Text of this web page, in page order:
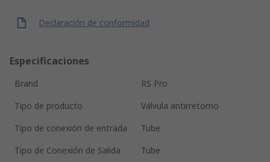
Declaración de conformidad
Especificaciones
Brand
RS Pro
Tipo de producto
Válvula antirretorno
Tipo de conexión de entrada
Tube
Tipo de Conexión de Salida
Tube